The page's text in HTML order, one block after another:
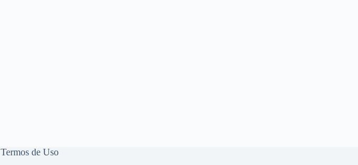
Termos de Uso